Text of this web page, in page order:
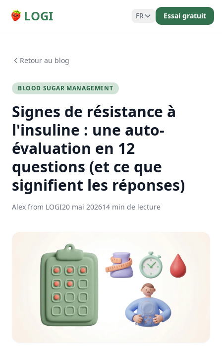
LOGI FR Essai gratuit
Retour au blog
BLOOD SUGAR MANAGEMENT
Signes de résistance à
l'insuline : une auto-
évaluation en 12
questions (et ce que
signifient les réponses)
Alex from LOGI20 mai 202614 min de lecture